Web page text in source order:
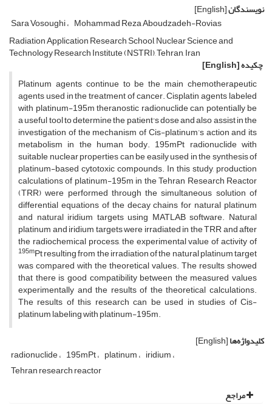
نویسندگان[English]
Sara Vosoughi Mohammad Reza Aboudzadeh-Rovias
Radiation Application Research School, Nuclear Science and
Technology Research Institute (NSTRI), Tehran, Iran
چکیده[English]
Platinum agents continue to be the main chemotherapeutic
agents used in the treatment of cancer. Cisplatin agents labeled
with platinum-195m theranostic radionuclide can potentially be
a useful tool to determine the patient's dose and also assist in the
investigation of the mechanism of Cis-platinum’s action and its
metabolism in the human body. 195mPt radionuclide with
suitable nuclear properties can be easily used in the synthesis of
platinum-based cytotoxic compounds. In this study, production
calculations of platinum-195m in the Tehran Research Reactor
(TRR) were performed through the simultaneous solution of
differential equations of the decay chains for natural platinum
and natural iridium targets using MATLAB software. Natural
platinum and iridium targets were irradiated in the TRR and after
the radiochemical process, the experimental value of activity of
195mPt resulting from the irradiation of the natural platinum target
was compared with the theoretical values. The results showed
that there is good compatibility between the measured values
experimentally and the results of the theoretical calculations.
The results of this research can be used in studies of Cis-
platinum labeling with platinum-195m.
کلیدواژه‌ها[English]
radionuclide 195mPt platinum iridium
Tehran research reactor
مراجع